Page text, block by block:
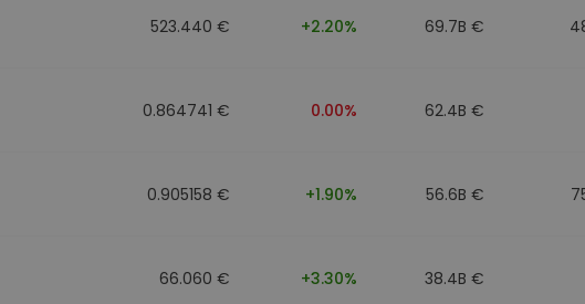
523.440 € +2.20% 69.7B €
0.864741 € 0.00% 62.4B €
0.905158 € +1.90% 56.6B €
66.060 € +3.30% 38.4B €